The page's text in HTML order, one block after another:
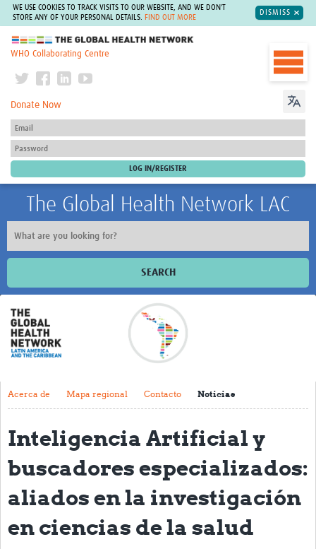
WE USE COOKIES TO TRACK VISITS TO OUR WEBSITE, AND WE DON'T
STORE ANY OF YOUR PERSONAL DETAILS.
FIND OUT MORE
DISMISS
The Global Health Network
WHO Collaborating Centre
Donate Now
The Global Health Network LAC
SEARCH
Inicio
Acerca de
Contacto
Actividades y eventos
Clubs de Investigación
Clínica de datos
Sesiones de Aprendizaje Asistido
Acerca de Mapa regional Contacto Noticias
Inteligencia Artificial y
buscadores especializados:
aliados en la investigación
en ciencias de la salud